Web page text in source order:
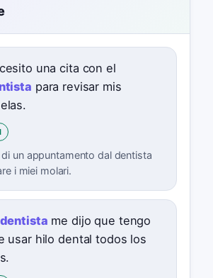
una cita con el
para revisar mis
un appuntamento dal dentista
i miei molari.
dentista me dijo que tengo
usar hilo dental todos los